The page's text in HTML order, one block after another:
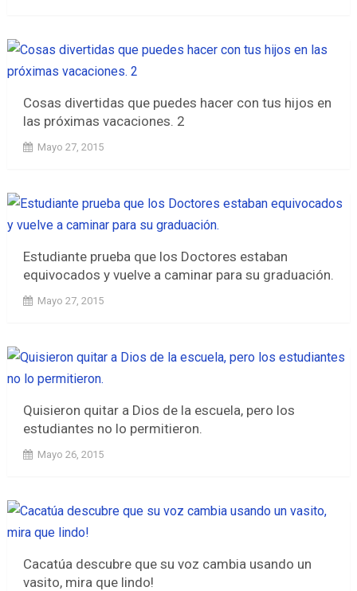
Cosas divertidas que puedes hacer con tus hijos en
las próximas vacaciones. 2
Mayo 27, 2015
Estudiante prueba que los Doctores estaban
equivocados y vuelve a caminar para su graduación.
Mayo 27, 2015
Quisieron quitar a Dios de la escuela, pero los
estudiantes no lo permitieron.
Mayo 26, 2015
Cacatúa descubre que su voz cambia usando un
vasito, mira que lindo!